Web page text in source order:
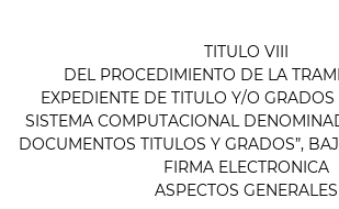
TITULO VIII
DEL PROCEDIMIENTO DE LA
EXPEDIENTE DE TITULO Y/O
SISTEMA COMPUTACIONAL
DOCUMENTOS TITULOS Y GRADOS”,
FIRMA ELECTRONICA
ASPECTOS GENERALES